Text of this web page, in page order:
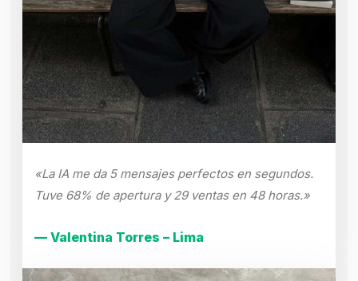
«La IA me da 5 mensajes perfectos en segundos.
Tuve 68% de apertura y 29 ventas en 48 horas.»
— Valentina Torres – Lima